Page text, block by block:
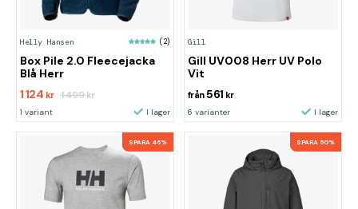
Helly Hansen (2)
Box Pile 2.0 Fleecejacka
Blå Herr
1 124 kr 1 499kr
1 variant I lager
Gill
Gill UV008 Herr UV Polo
Vit
från561 kr
6 varianter I lager
SPARA 46% SPARA 50%